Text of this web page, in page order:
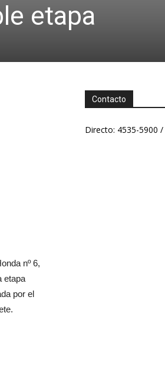
etapa
nº 6,
etapa
por el
Contacto
Directo: 4535-5900 /